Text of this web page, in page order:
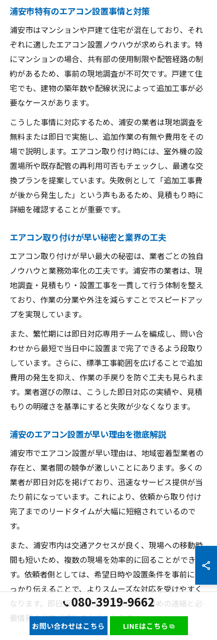
浦安市特有のエアコン設置事情と対策
浦安市はマンションや戸建て住宅が混在しており、それ
ぞれに適したエアコン設置ノウハウが求められます。特
にマンションの場合、共有部の使用制限や配管経路の制
約があるため、事前の現地調査が不可欠です。戸建て住
宅でも、建物の築年数や配線状況によって追加工事が必
要なケースがあります。
こうした事情に対応するため、浦安の業者は現地調査を
無料または即日で実施し、追加作業の有無や費用をその
場で説明します。エアコン取り付け時には、室外機の設
置場所や既存配管の再利用可否もチェックし、最適な交
換プランを提案しています。失敗例として「追加工事費
が後から発生した」という声もあるため、見積もり時に
詳細を確認することが重要です。
エアコン取り付けが早い秘密と業界の工夫
エアコン取り付けが早い最大の秘密は、業者ごとの独自
ノウハウと業務効率化の工夫です。浦安市の業者は、現
地調査・見積もり・設置工事を一貫して行う体制を整え
ており、作業の分業や外注を減らすことでスピードアッ
プを実現しています。
また、繁忙期には即日対応専用チームを編成し、問い合
わせから最短で当日中に設置まで完了できるよう段取り
しています。さらに、標準工事範囲を広げることで追加
費用の発生を抑え、作業の手戻りを防ぐ工夫も見られま
す。業者選びの際は、こうした即日対応の実績や、見積
もりの明確さを基準にすると失敗が少なくなります。
浦安のエアコン設置が早い理由を徹底解説
浦安市でエアコン設置が早い理由は、地域密着型業者の
存在と、業者間の競争が激しいことにあります。多くの
業者が即日対応を掲げており、迅速なサービス提供が当
たり前になっています。これにより、依頼から取り付け
完了までのリードタイムが大幅に短縮されているので
す。
また、浦安市内は交通アクセスが良く、現場への移動時
間も短いため、複数の現場を効率的に回ることができま
す。依頼者側としては、希望日時や設置条件を事前にし
っかり伝えることで、よりスムーズな対応を受けやすく
なります。即日設置を希望する場合は、早めの連絡と必
要情報の共有が成功のカギとなります。
080-3919-9662
お問い合わせはこちら LINEはこちら